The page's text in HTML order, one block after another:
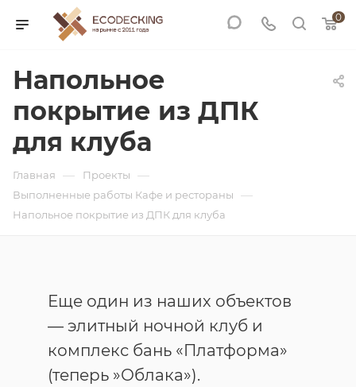
0
Напольное
покрытие из ДПК
для клуба
Главная — Проекты —
Выполненные работы Кафе и рестораны —
Напольное покрытие из ДПК для клуба
Еще один из наших объектов
— элитный ночной клуб и
комплекс бань «Платформа»
(теперь »Облака»).